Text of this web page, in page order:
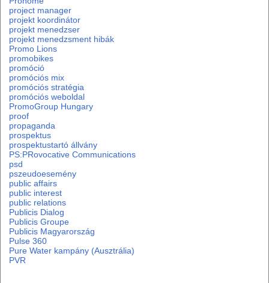
project manager
projekt koordinátor
projekt menedzser
projekt menedzsment hibák
Promo Lions
promobikes
promóció
promóciós mix
promóciós stratégia
promóciós weboldal
PromoGroup Hungary
proof
propaganda
prospektus
prospektustartó állvány
PS:PRovocative Communications
psd
pszeudoesemény
public affairs
public interest
public relations
Publicis Dialog
Publicis Groupe
Publicis Magyarország
Pulse 360
Pure Water kampány (Ausztrália)
PVR